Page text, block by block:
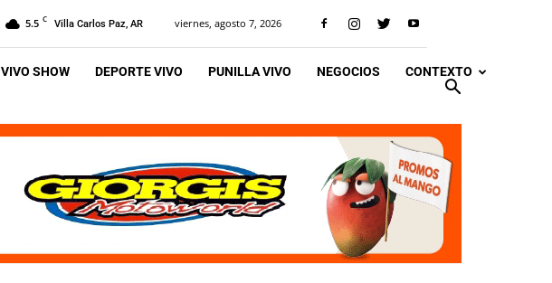
5.5 C Villa Carlos Paz, AR viernes, agosto 7, 2026
VIVO SHOW DEPORTE VIVO PUNILLA VIVO NEGOCIOS CONTEXTO